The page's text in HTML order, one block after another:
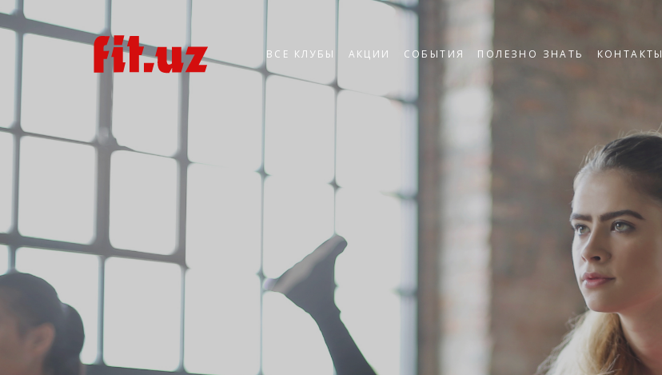
ВСЕ КЛУБЫ АКЦИИ СОБЫТИЯ ПОЛЕЗНО ЗНАТЬ КОНТАКТЫ